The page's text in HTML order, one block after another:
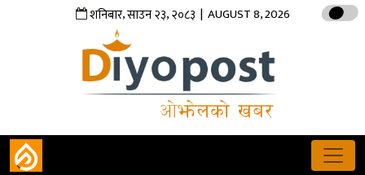
शनिबार,साउन२३,२०८३ | AUGUST 8, 2026